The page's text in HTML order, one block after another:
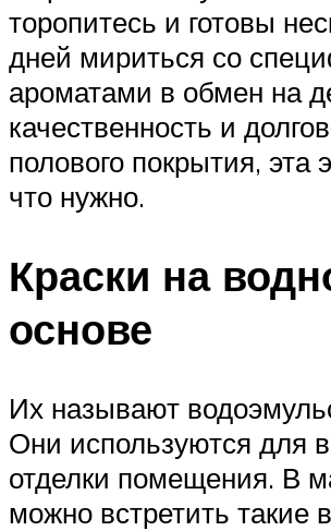
торопитесь и готовы
дней мириться со
ароматами в обмен на
качественность и
полового покрытия, эта
что нужно.
Краски на
основе
Их называют
Они используются для
отделки помещения. В
можно встретить такие